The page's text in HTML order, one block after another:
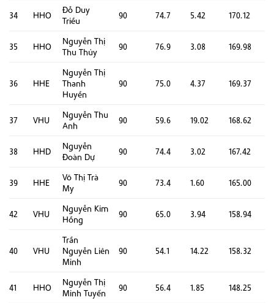
34 HHO
Đỗ Duy
Triều
90 74.7 5.42 170.12
35 HHO
Nguyễn Thị
Thu Thủy
90 76.9 3.08 169.98
36 HHE
Nguyễn Thị
Thanh
Huyền
90 75.0 4.37 169.37
37 VHU
Nguyễn Thu
Anh
90 59.6 19.02 168.62
38 HHD
Nguyễn
Đoàn Dự
90 74.4 3.02 167.42
39 HHE
Võ Thị Trà
My
90 73.4 1.60 165.00
42 VHU
Nguyễn Kim
Hồng
90 65.0 3.94 158.94
40 VHU
Trần
Nguyễn Liên
Minh
90 54.1 14.22 158.32
41 HHO
Nguyễn Thị
Minh Tuyến
90 56.4 1.85 148.25